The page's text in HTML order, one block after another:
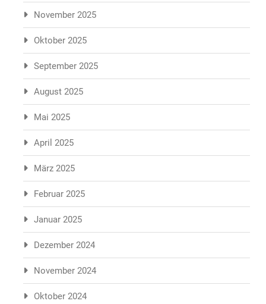
November 2025
Oktober 2025
September 2025
August 2025
Mai 2025
April 2025
März 2025
Februar 2025
Januar 2025
Dezember 2024
November 2024
Oktober 2024